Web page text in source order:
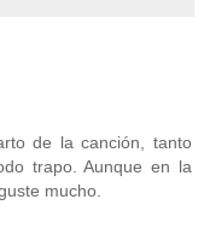
de la canción, tanto
trapo. Aunque en la
mucho.